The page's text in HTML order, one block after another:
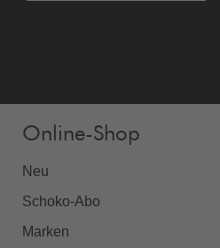
Online-Shop
Neu
Schoko-Abo
Marken